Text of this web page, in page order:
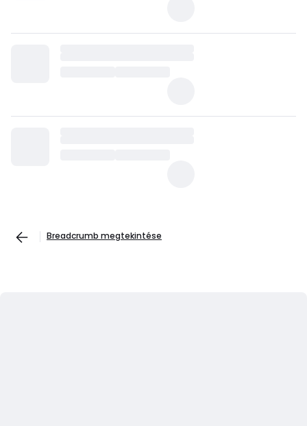
Breadcrumb megtekintése